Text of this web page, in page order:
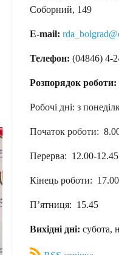
Соборний, 149
E-mail:
Телефон: (04846) 4-
Розпорядок роботи:
Робочі дні: з
Початок роботи:
Перерва: 12.00-12.45
Кінець роботи: 17.00
П’ятниця: 15.45
Вихідні дні: субота,